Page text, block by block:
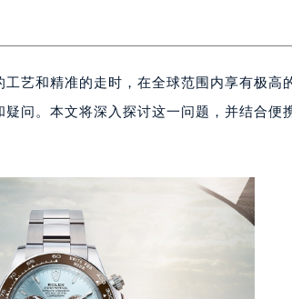
工艺和精准的走时，在全球范围内享有极高
问。本文将深入探讨这一问题，并结合便